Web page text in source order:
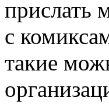
прислать
с
такие